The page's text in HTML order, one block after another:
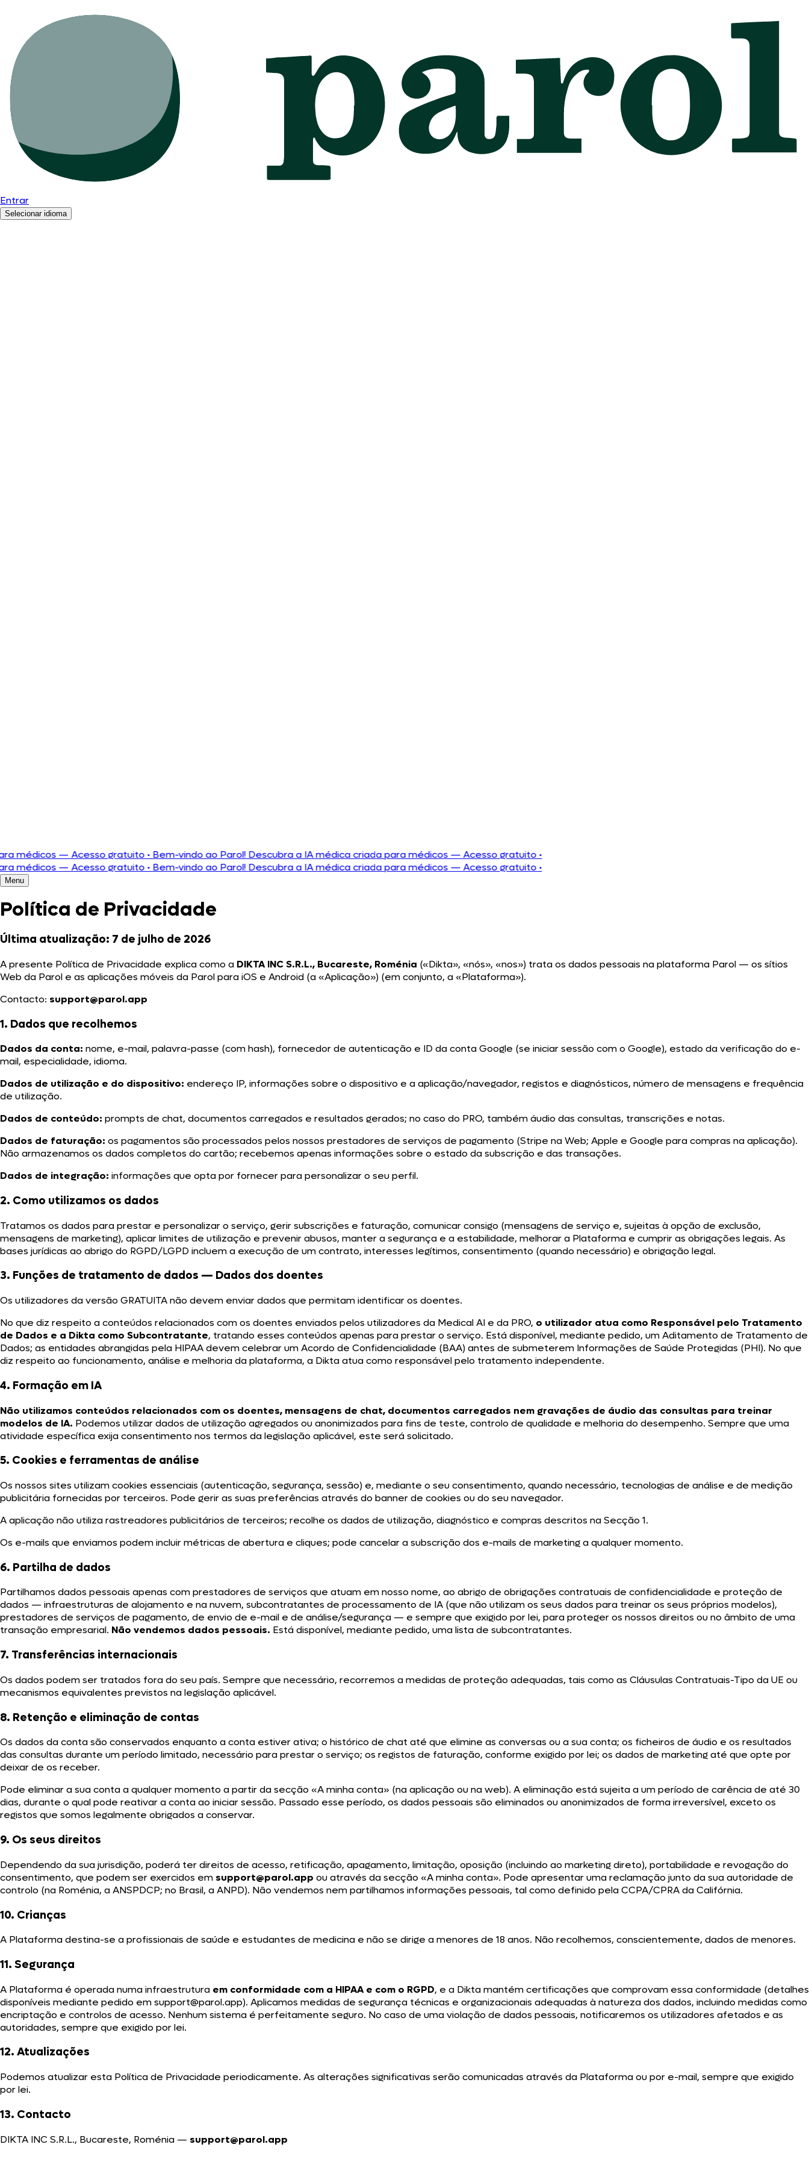
Entrar
Selecionar idioma
— Acesso gratuito•Bem-vindo ao Parol! Descubra a IA médica criada para médicos — Acesso gratuito•
— Acesso gratuito•Bem-vindo ao Parol! Descubra a IA médica criada para médicos — Acesso gratuito•
Menu
Política de Privacidade
Última atualização: 7 de julho de 2026
A presente Política de Privacidade explica como a DIKTA INC S.R.L., Bucareste, Roménia («Dikta», «nós», «nos») trata os dados pessoais na plataforma Parol — os sítios
Web da Parol e as aplicações móveis da Parol para iOS e Android (a «Aplicação») (em conjunto, a «Plataforma»).
Contacto: support@parol.app
1. Dados que recolhemos
Dados da conta: nome, e-mail, palavra-passe (com hash), fornecedor de autenticação e ID da conta Google (se iniciar sessão com o Google), estado da verificação do e-
mail, especialidade, idioma.
Dados de utilização e do dispositivo: endereço IP, informações sobre o dispositivo e a aplicação/navegador, registos e diagnósticos, número de mensagens e frequência
de utilização.
Dados de conteúdo: prompts de chat, documentos carregados e resultados gerados; no caso do PRO, também áudio das consultas, transcrições e notas.
Dados de faturação: os pagamentos são processados pelos nossos prestadores de serviços de pagamento (Stripe na Web; Apple e Google para compras na aplicação).
Não armazenamos os dados completos do cartão; recebemos apenas informações sobre o estado da subscrição e das transações.
Dados de integração: informações que opta por fornecer para personalizar o seu perfil.
2. Como utilizamos os dados
Tratamos os dados para prestar e personalizar o serviço, gerir subscrições e faturação, comunicar consigo (mensagens de serviço e, sujeitas à opção de exclusão,
mensagens de marketing), aplicar limites de utilização e prevenir abusos, manter a segurança e a estabilidade, melhorar a Plataforma e cumprir as obrigações legais. As
bases jurídicas ao abrigo do RGPD/LGPD incluem a execução de um contrato, interesses legítimos, consentimento (quando necessário) e obrigação legal.
3. Funções de tratamento de dados — Dados dos doentes
Os utilizadores da versão GRATUITA não devem enviar dados que permitam identificar os doentes.
No que diz respeito a conteúdos relacionados com os doentes enviados pelos utilizadores da Medical AI e da PRO, o utilizador atua como Responsável pelo Tratamento
de Dados e a Dikta como Subcontratante, tratando esses conteúdos apenas para prestar o serviço. Está disponível, mediante pedido, um Aditamento de Tratamento de
Dados; as entidades abrangidas pela HIPAA devem celebrar um Acordo de Confidencialidade (BAA) antes de submeterem Informações de Saúde Protegidas (PHI). No que
diz respeito ao funcionamento, análise e melhoria da plataforma, a Dikta atua como responsável pelo tratamento independente.
4. Formação em IA
Não utilizamos conteúdos relacionados com os doentes, mensagens de chat, documentos carregados nem gravações de áudio das consultas para treinar
modelos de IA. Podemos utilizar dados de utilização agregados ou anonimizados para fins de teste, controlo de qualidade e melhoria do desempenho. Sempre que uma
atividade específica exija consentimento nos termos da legislação aplicável, este será solicitado.
5. Cookies e ferramentas de análise
Os nossos sites utilizam cookies essenciais (autenticação, segurança, sessão) e, mediante o seu consentimento, quando necessário, tecnologias de análise e de medição
publicitária fornecidas por terceiros. Pode gerir as suas preferências através do banner de cookies ou do seu navegador.
A aplicação não utiliza rastreadores publicitários de terceiros; recolhe os dados de utilização, diagnóstico e compras descritos na Secção 1.
Os e-mails que enviamos podem incluir métricas de abertura e cliques; pode cancelar a subscrição dos e-mails de marketing a qualquer momento.
6. Partilha de dados
Partilhamos dados pessoais apenas com prestadores de serviços que atuam em nosso nome, ao abrigo de obrigações contratuais de confidencialidade e proteção de
dados — infraestruturas de alojamento e na nuvem, subcontratantes de processamento de IA (que não utilizam os seus dados para treinar os seus próprios modelos),
prestadores de serviços de pagamento, de envio de e-mail e de análise/segurança — e sempre que exigido por lei, para proteger os nossos direitos ou no âmbito de uma
transação empresarial. Não vendemos dados pessoais. Está disponível, mediante pedido, uma lista de subcontratantes.
7. Transferências internacionais
Os dados podem ser tratados fora do seu país. Sempre que necessário, recorremos a medidas de proteção adequadas, tais como as Cláusulas Contratuais-Tipo da UE ou
mecanismos equivalentes previstos na legislação aplicável.
8. Retenção e eliminação de contas
Os dados da conta são conservados enquanto a conta estiver ativa; o histórico de chat até que elimine as conversas ou a sua conta; os ficheiros de áudio e os resultados
das consultas durante um período limitado, necessário para prestar o serviço; os registos de faturação, conforme exigido por lei; os dados de marketing até que opte por
deixar de os receber.
Pode eliminar a sua conta a qualquer momento a partir da secção «A minha conta» (na aplicação ou na web). A eliminação está sujeita a um período de carência de até 30
dias, durante o qual pode reativar a conta ao iniciar sessão. Passado esse período, os dados pessoais são eliminados ou anonimizados de forma irreversível, exceto os
registos que somos legalmente obrigados a conservar.
9. Os seus direitos
Dependendo da sua jurisdição, poderá ter direitos de acesso, retificação, apagamento, limitação, oposição (incluindo ao marketing direto), portabilidade e revogação do
consentimento, que podem ser exercidos em support@parol.app ou através da secção «A minha conta». Pode apresentar uma reclamação junto da sua autoridade de
controlo (na Roménia, a ANSPDCP; no Brasil, a ANPD). Não vendemos nem partilhamos informações pessoais, tal como definido pela CCPA/CPRA da Califórnia.
10. Crianças
A Plataforma destina-se a profissionais de saúde e estudantes de medicina e não se dirige a menores de 18 anos. Não recolhemos, conscientemente, dados de menores.
11. Segurança
A Plataforma é operada numa infraestrutura em conformidade com a HIPAA e com o RGPD, e a Dikta mantém certificações que comprovam essa conformidade (detalhes
disponíveis mediante pedido emsupport@parol.app). Aplicamos medidas de segurança técnicas e organizacionais adequadas à natureza dos dados, incluindo medidas como
encriptação e controlos de acesso. Nenhum sistema é perfeitamente seguro. No caso de uma violação de dados pessoais, notificaremos os utilizadores afetados e as
autoridades, sempre que exigido por lei.
12. Atualizações
Podemos atualizar esta Política de Privacidade periodicamente. As alterações significativas serão comunicadas através da Plataforma ou por e-mail, sempre que exigido
por lei.
13. Contacto
DIKTA INC S.R.L., Bucareste, Roménia — support@parol.app